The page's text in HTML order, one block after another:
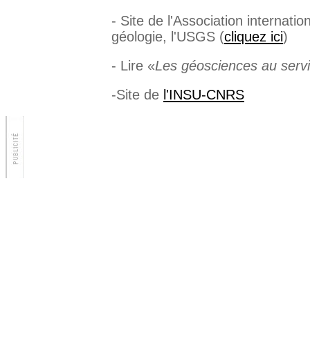
- Site de l'Association
géologie, l'USGS (cliquez ici)
- Lire «Les géosciences au
-Site de l'INSU-CNRS